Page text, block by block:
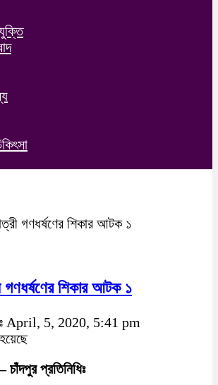
গণধর্ষণের শিকার আটক ১
গণধর্ষণের শিকার আটক ১
April, 5, 2020, 5:41 pm
প্রতিনিধিঃ